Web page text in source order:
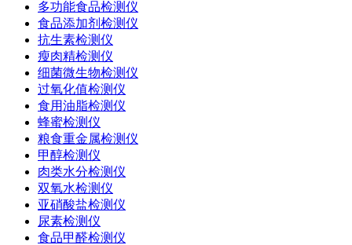
多功能食品检测仪
食品添加剂检测仪
抗生素检测仪
瘦肉精检测仪
细菌微生物检测仪
过氧化值检测仪
食用油脂检测仪
蜂蜜检测仪
粮食重金属检测仪
甲醇检测仪
肉类水分检测仪
双氧水检测仪
亚硝酸盐检测仪
尿素检测仪
食品甲醛检测仪